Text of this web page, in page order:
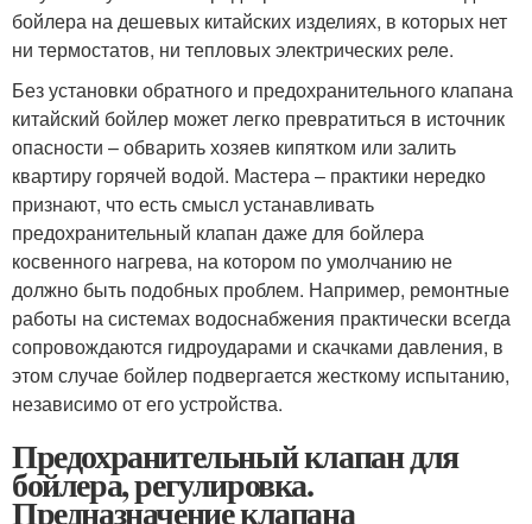
бойлера на дешевых китайских изделиях, в которых нет
ни термостатов, ни тепловых электрических реле.
Без установки обратного и предохранительного клапана
китайский бойлер может легко превратиться в источник
опасности – обварить хозяев кипятком или залить
квартиру горячей водой. Мастера – практики нередко
признают, что есть смысл устанавливать
предохранительный клапан даже для бойлера
косвенного нагрева, на котором по умолчанию не
должно быть подобных проблем. Например, ремонтные
работы на системах водоснабжения практически всегда
сопровождаются гидроударами и скачками давления, в
этом случае бойлер подвергается жесткому испытанию,
независимо от его устройства.
Предохранительный клапан для
бойлера, регулировка.
Предназначение клапана